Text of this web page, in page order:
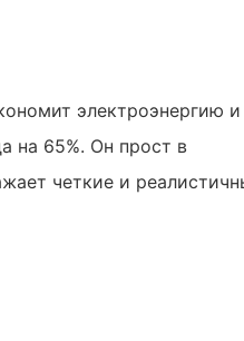
электроэнергию и
на 65%. Он прост в
четкие и